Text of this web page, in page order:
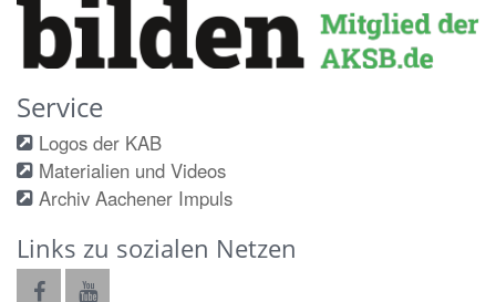
Service
Logos der KAB
Materialien und Videos
Archiv Aachener Impuls
Links zu sozialen Netzen